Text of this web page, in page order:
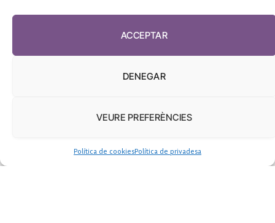
ACCEPTAR
DENEGAR
VEURE PREFERÈNCIES
Política de cookiesPolítica de privadesa